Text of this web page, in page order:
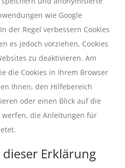
wie Google
der Regel verbessern Cookies
es jedoch vorziehen, Cookies
zu deaktivieren. Am
die Cookies in Ihrem Browser
Ihnen, den Hilfebereich
oder einen Blick auf die
werfen, die Anleitungen für
Erklärung